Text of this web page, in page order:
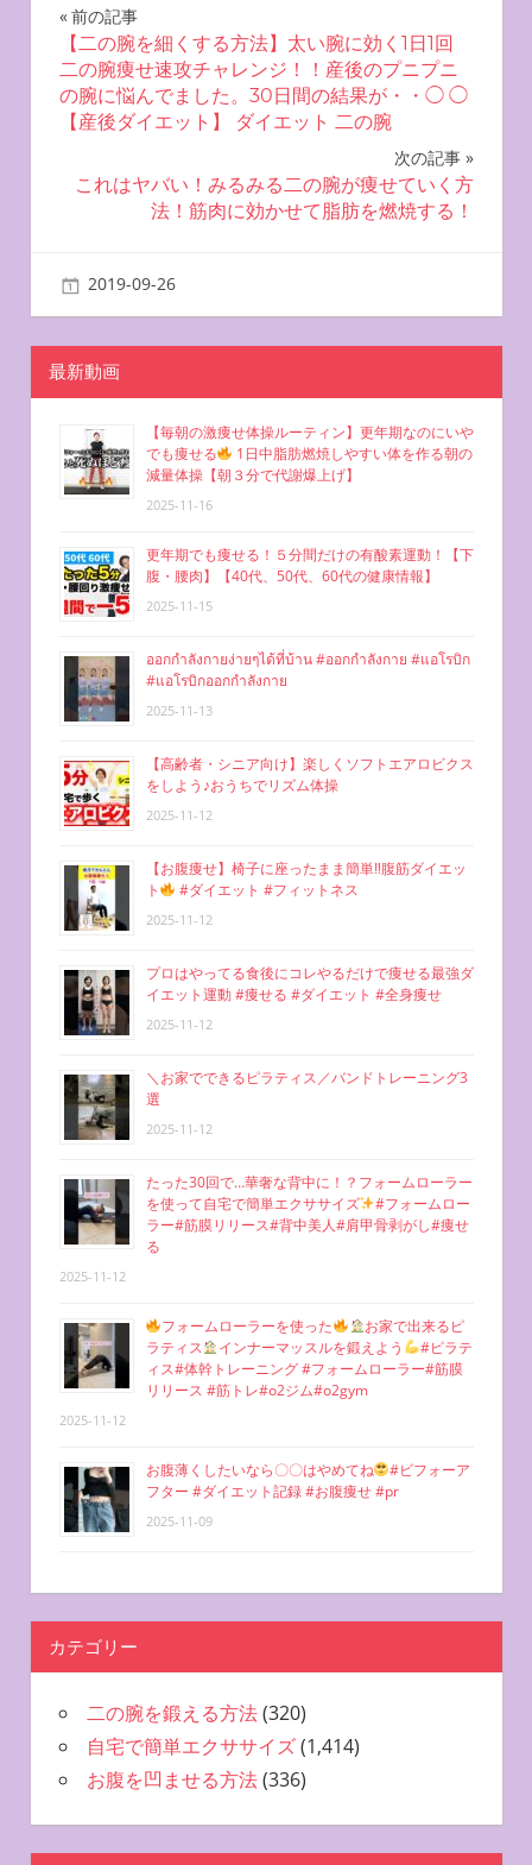
投
稿
ナ
ゲ
シ
ョ
ン
前の記事
【二の腕を細くする方法】太い腕に効く1日1回
二の腕痩せ速攻チャレンジ！！産後のプニプニ
の腕に悩んでました。30日間の結果が・・◯ ◯
【産後ダイエット】 ダイエット 二の腕
次の記事
これはヤバい！みるみる二の腕が痩せていく方
法！筋肉に効かせて脂肪を燃焼する！
2019-09-26
最新動画
【毎朝の激痩せ体操ルーティン】更年期なのにいや
でも痩せる
1日中脂肪燃焼しやすい体を作る朝の
減量体操【朝３分で代謝爆上げ】
2025-11-16
更年期でも痩せる！５分間だけの有酸素運動！【下
腹・腰肉】【40代、50代、60代の健康情報】
2025-11-15
ออกกำลังกายง่ายๆได้ที่บ้าน #ออกกำลังกาย #แอโรบิก
#แอโรบิกออกกำลังกาย
2025-11-13
【高齢者・シニア向け】楽しくソフトエアロビクス
をしよう♪おうちでリズム体操
2025-11-12
【お腹痩せ】椅子に座ったまま簡単‼︎腹筋ダイエッ
ト
#ダイエット #フィットネス
2025-11-12
プロはやってる食後にコレやるだけで痩せる最強ダ
イエット運動 #痩せる #ダイエット #全身痩せ
2025-11-12
＼お家でできるピラティス／バンドトレーニング3
選
2025-11-12
たった30回で…華奢な背中に！？フォームローラー
を使って自宅で簡単エクササイズ
#フォームロー
ラー#筋膜リリース#背中美人#肩甲骨剥がし#痩せ
る
2025-11-12
フォームローラーを使った
お家で出来るピ
ラティス
インナーマッスルを鍛えよう
#ピラテ
ィス#体幹トレーニング #フォームローラー#筋膜
リリース #筋トレ#o2ジム#o2gym
2025-11-12
お腹薄くしたいなら〇〇はやめてね
#ビフォーア
フター #ダイエット記録 #お腹痩せ #pr
2025-11-09
カテゴリー
二の腕を鍛える方法(320)
自宅で簡単エクササイズ(1,414)
お腹を凹ませる方法(336)